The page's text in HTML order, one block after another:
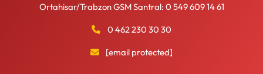
Ortahisar/Trabzon GSM Santral: 0 549 609 14 61
0 462 230 30 30
[email protected]